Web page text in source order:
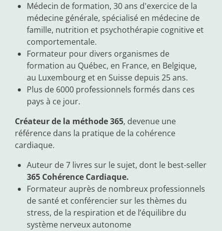
Médecin de formation, 30 ans d'exercice de la
médecine générale, spécialisé en médecine de
famille, nutrition et psychothérapie cognitive et
comportementale.
Formateur pour divers organismes de
formation au Québec, en France, en Belgique,
au Luxembourg et en Suisse depuis 25 ans.
Plus de 6000 professionnels formés dans ces
pays à ce jour.
Créateur de la méthode 365, devenue une
référence dans la pratique de la cohérence
cardiaque.
Auteur de 7 livres sur le sujet, dont le best-seller
365 Cohérence Cardiaque.
Formateur auprès de nombreux professionnels
de santé et conférencier sur les thèmes du
stress, de la respiration et de l’équilibre du
système nerveux autonome